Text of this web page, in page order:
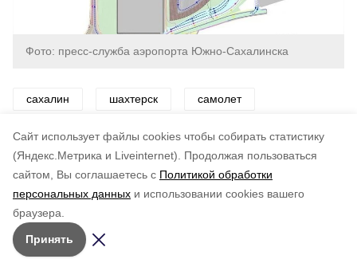
Cайт использует файлы cookies чтобы собирать статистику
(Яндекс.Метрика и Liveinternet).
Продолжая пользоваться
сайтом, Вы соглашаетесь с Политикой обработки
персональных данных и использовании cookies вашего
браузера.
Принять
Подписывайтесь на наш Telegram
канал
Рассказываем о главном в районе. Самая актуальная
и достоверная информация!
Фото: пресс-служба аэропорта Южно-Сахалинска
сахалин шахтерск самолет
аэропорт
по оценке
5